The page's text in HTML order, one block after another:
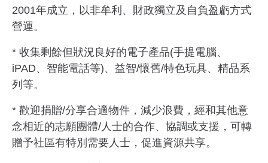
2001年成立，以非牟利、財政獨立及自負盈虧方式
營運。
* 收集剩餘但狀況良好的電子產品(手提電腦、
iPAD、智能電話等)、益智/懷舊/特色玩具、精品系
列等。
* 歡迎捐贈/分享合適物件，減少浪費，經和其他意
念相近的志願團體/人士的合作、協調或支援，可轉
贈予社區有特別需要人士，促進資源共享。